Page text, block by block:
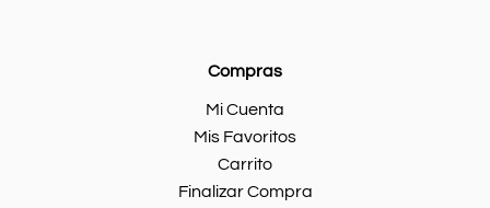
Compras
Mi Cuenta
Mis Favoritos
Carrito
Finalizar Compra